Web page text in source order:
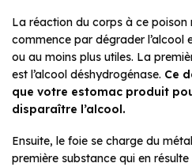
La réaction du corps à ce
commence par dégrader l’alcool
ou au moins plus utiles. La
est l’alcool déshydrogénase. Ce
que votre estomac produit
disparaître l’alcool.
Ensuite, le foie se charge du
première substance qui en